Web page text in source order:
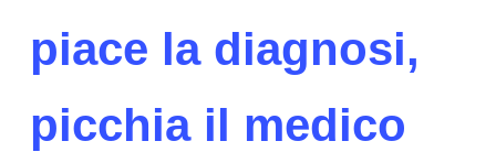
piace la diagnosi,
picchia il medico